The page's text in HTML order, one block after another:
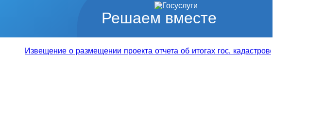
Решаем вместе
Извещение о размещении проекта отчета об итогах гос. кадастровой оценки